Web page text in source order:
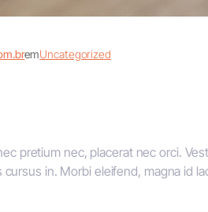
emUncategorized
pretium nec, placerat nec orci.
in. Morbi eleifend, magna id